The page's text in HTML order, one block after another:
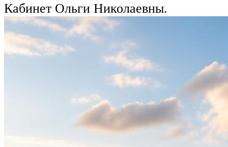
Кабинет Ольги Николаевны.